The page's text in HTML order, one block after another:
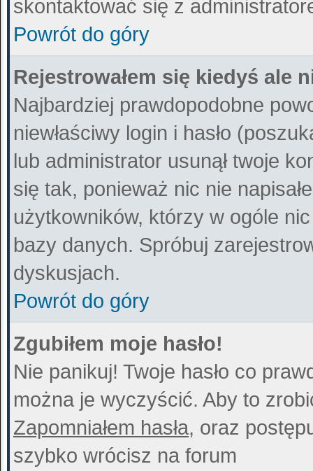
skontaktować się z
Powrót do góry
Rejestrowałem się kiedyś ale
Najbardziej prawdopodobne
niewłaściwy login i hasło
lub administrator usunął twoje
się tak, ponieważ nic nie
użytkowników, którzy w ogóle
bazy danych. Spróbuj
dyskusjach.
Powrót do góry
Zgubiłem moje hasło!
Nie panikuj! Twoje hasło co
można je wyczyścić. Aby to
Zapomniałem hasła, oraz
szybko wrócisz na forum